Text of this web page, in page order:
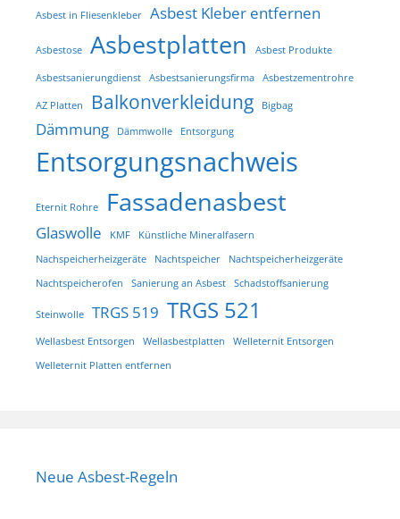
Asbest in Fliesenkleber Asbest Kleber entfernen
Asbestose Asbestplatten Asbest Produkte
Asbestsanierungdienst Asbestsanierungsfirma Asbestzementrohre
AZ Platten Balkonverkleidung Bigbag
Dämmung Dämmwolle Entsorgung
Entsorgungsnachweis
Eternit Rohre Fassadenasbest
Glaswolle KMF
Künstliche Mineralfasern
Nachspeicherheizgeräte
Nachtspeicher
Nachtspeicherheizgeräte
Nachtspeicherofen
Sanierung an Asbest Schadstoffsanierung
Steinwolle TRGS 519 TRGS 521
Wellasbest Entsorgen Wellasbestplatten
Welleternit Entsorgen
Welleternit Platten entfernen
Neue Asbest-Regeln